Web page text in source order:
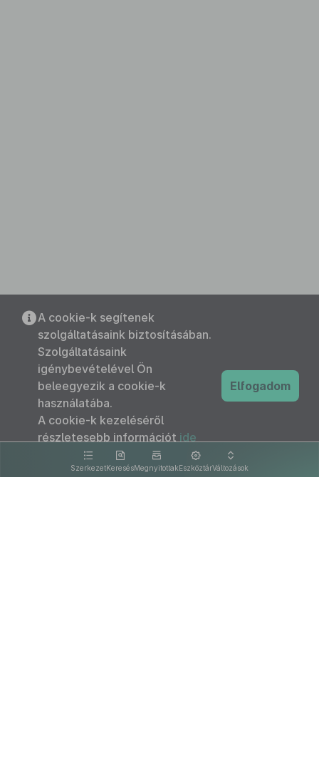
SzerkezetKeresésMegnyitottakEszköztárVáltozások
A cookie-k segítenek
szolgáltatásaink biztosításában.
Szolgáltatásaink
igénybevételével Ön
beleegyezik a cookie-k
használatába.
A cookie-k kezeléséről
részletesebb információt ide
kattintva olvashat.
Elfogadom